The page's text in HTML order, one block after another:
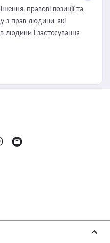
правові позиції та
з прав людини, які
людини і застосування